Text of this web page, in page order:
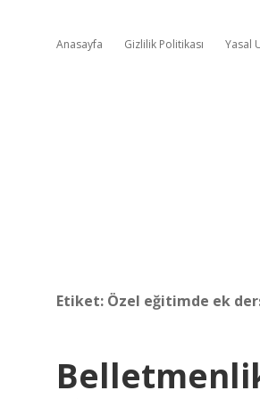
Anasayfa Gizlilik Politikası Yasal
Etiket: Özel eğitimde ek